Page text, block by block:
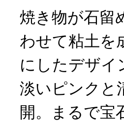
焼き物が石留
わせて粘土を
にしたデザイ
淡いピンクと
開。まるで宝